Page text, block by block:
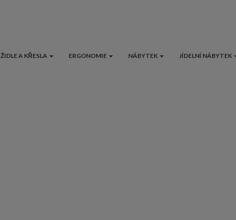
ŽIDLE A KŘESLA ERGONOMIE NÁBYTEK JÍDELNÍ NÁBYTEK